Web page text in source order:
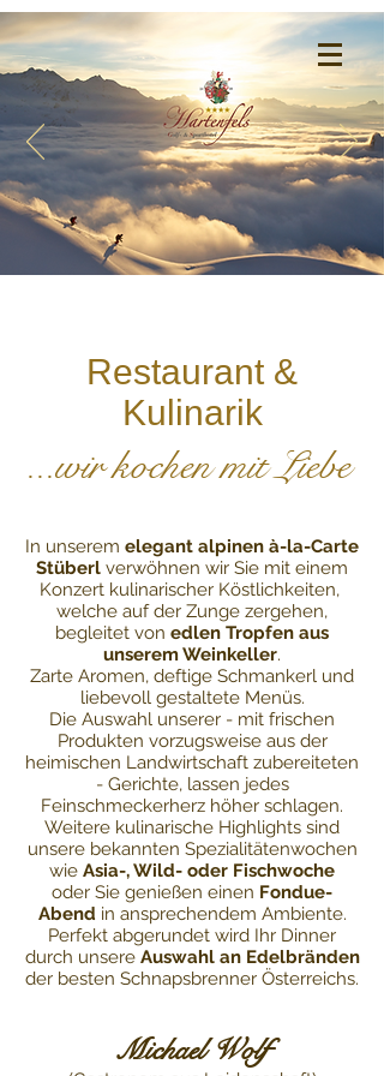
Restaurant &
Kulinarik
...wir kochen mit Liebe
In unserem elegant alpinen à-la-Carte
Stüberl verwöhnen wir Sie mit einem
Konzert kulinarischer Köstlichkeiten,
welche auf der Zunge zergehen,
begleitet von edlen Tropfen aus
unserem Weinkeller.
Zarte Aromen, deftige Schmankerl und
liebevoll gestaltete Menüs.
Die Auswahl unserer - mit frischen
Produkten vorzugsweise aus der
heimischen Landwirtschaft zubereiteten
- Gerichte, lassen jedes
Feinschmeckerherz höher schlagen.
Weitere kulinarische Highlights sind
unsere bekannten Spezialitätenwochen
wie Asia-, Wild- oder Fischwoche
oder Sie genießen einen Fondue-
Abend in ansprechendem Ambiente.
Perfekt abgerundet wird Ihr Dinner
durch unsere Auswahl an Edelbränden
der besten Schnapsbrenner Österreichs.
Michael Wolf